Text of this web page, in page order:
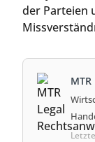
der Parteien